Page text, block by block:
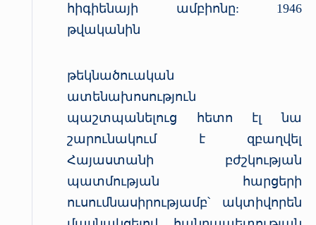
հիգիենայի ամբիոնը: 1946
թվականին
թեկնածուական
ատենախոսություն
պաշտպանելուց հետո էլ նա
շարունակում է զբաղվել
Հայաստանի բժշկության
պատմության հարցերի
ուսումնասիրությամբ՝ ակտիվորեն